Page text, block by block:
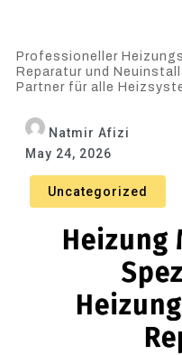
Professioneller
Reparatur und
Partner für alle
Natmir Afizi
May 24, 2026
Uncategorized
Heizung